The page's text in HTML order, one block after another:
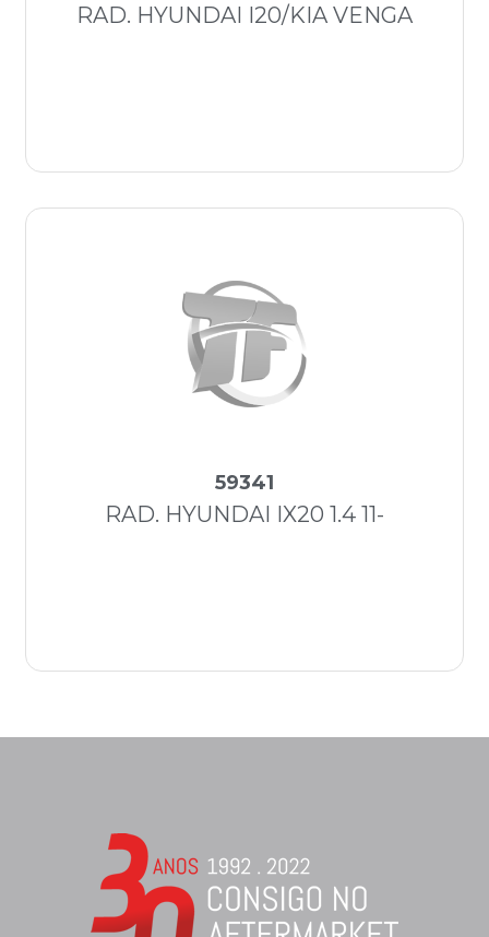
RAD. HYUNDAI I20/KIA VENGA
59341
RAD. HYUNDAI IX20 1.4 11-